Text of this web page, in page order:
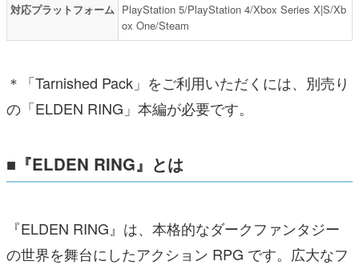
対応プラットフォーム PlayStation 5/PlayStation 4/Xbox Series X|S/Xb
ox One/Steam
＊「Tarnished Pack」をご利用いただくには、別売り
の「ELDEN RING」本編が必要です。
■『ELDEN RING』とは
『ELDEN RING』は、本格的なダークファンタジー
の世界を舞台にしたアクション RPG です。広大なフ